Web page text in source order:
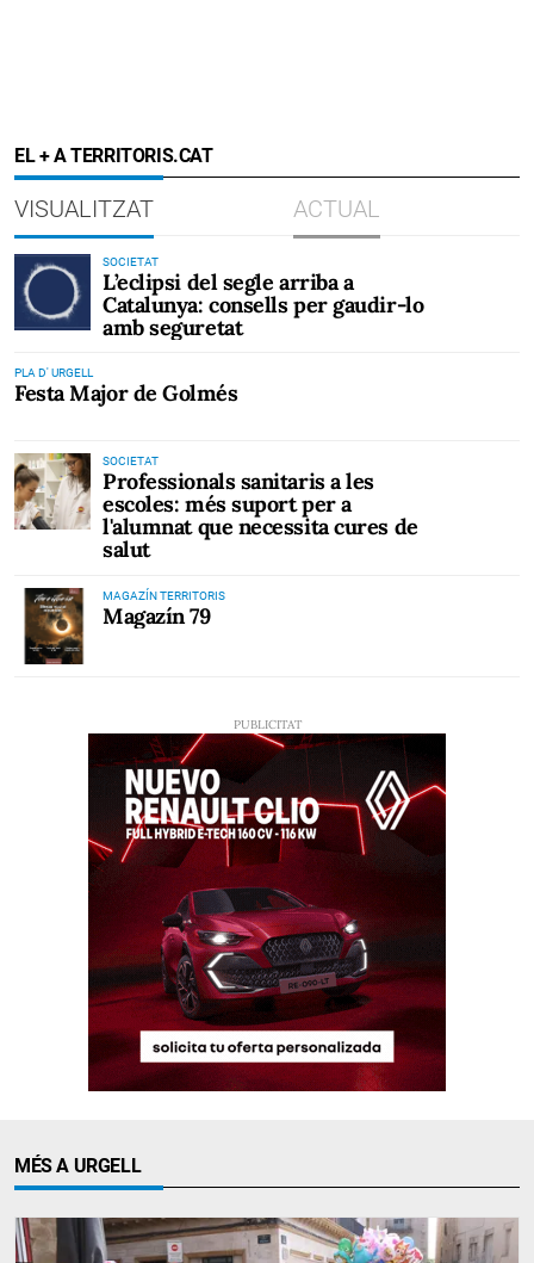
EL + A TERRITORIS.CAT
VISUALITZAT ACTUAL
SOCIETAT
L’eclipsi del segle arriba a
Catalunya: consells per gaudir-lo
amb seguretat
PLA D' URGELL
Festa Major de Golmés
SOCIETAT
Professionals sanitaris a les
escoles: més suport per a
l'alumnat que necessita cures de
salut
MAGAZÍN TERRITORIS
Magazín 79
MÉS A URGELL